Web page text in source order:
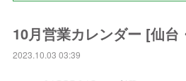
10月営業カレンダー [仙台
2023.10.03 03:39